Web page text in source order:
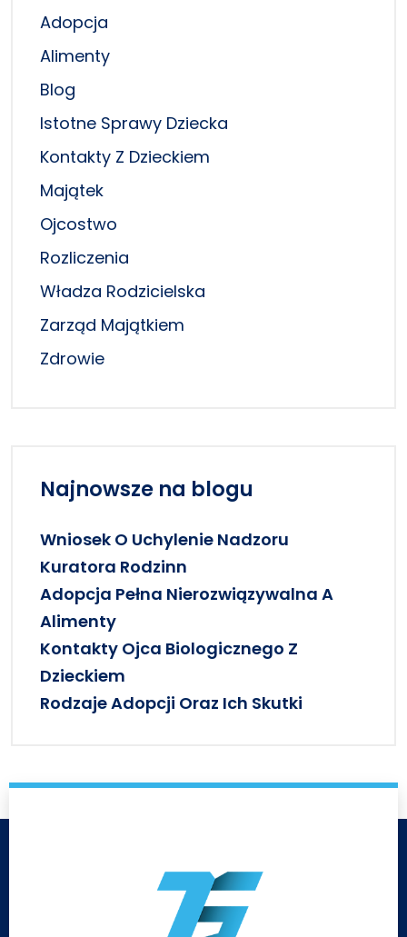
Adopcja
Alimenty
Blog
Istotne Sprawy Dziecka
Kontakty Z Dzieckiem
Majątek
Ojcostwo
Rozliczenia
Władza Rodzicielska
Zarząd Majątkiem
Zdrowie
Najnowsze na blogu
Wniosek O Uchylenie Nadzoru
Kuratora Rodzinn
Adopcja Pełna Nierozwiązywalna A
Alimenty
Kontakty Ojca Biologicznego Z
Dzieckiem
Rodzaje Adopcji Oraz Ich Skutki